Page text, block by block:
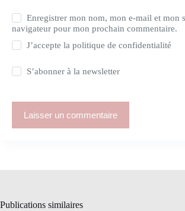
Enregistrer mon nom, mon e-mail et mon
navigateur pour mon prochain commentaire.
J’accepte lapolitique de confidentialité
S’abonner à la newsletter
Laisser un commentaire
Publications similaires